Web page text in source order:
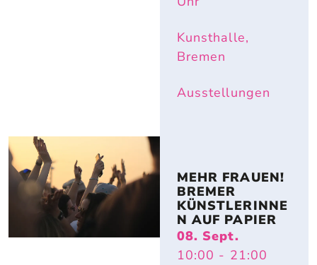
Kunsthalle,
Bremen
Ausstellungen
MEHR FRAUEN!
BREMER
KÜNSTLERINNE
N AUF PAPIER
08. Sept.
10:00 - 21:00